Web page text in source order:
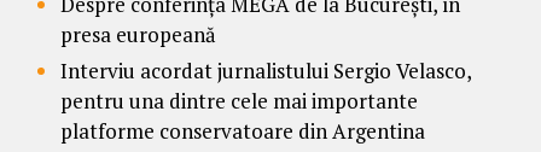
presa europeană
Interviu acordat jurnalistului Sergio Velasco,
pentru una dintre cele mai importante
platforme conservatoare din Argentina